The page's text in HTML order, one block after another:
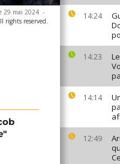
14:24
14:23
14:14
12:49
29 mai 2024 -
rights reserved.